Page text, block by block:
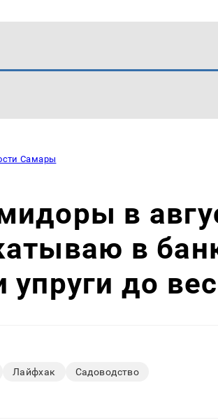
Самары
в
в
упруги до
Лайфхак Садоводство